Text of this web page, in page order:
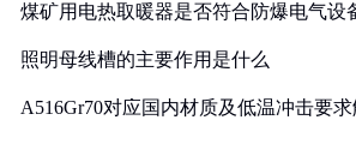
煤矿用电热取暖器是否符合防爆电气设
照明母线槽的主要作用是什么
A516Gr70对应国内材质及低温冲击要